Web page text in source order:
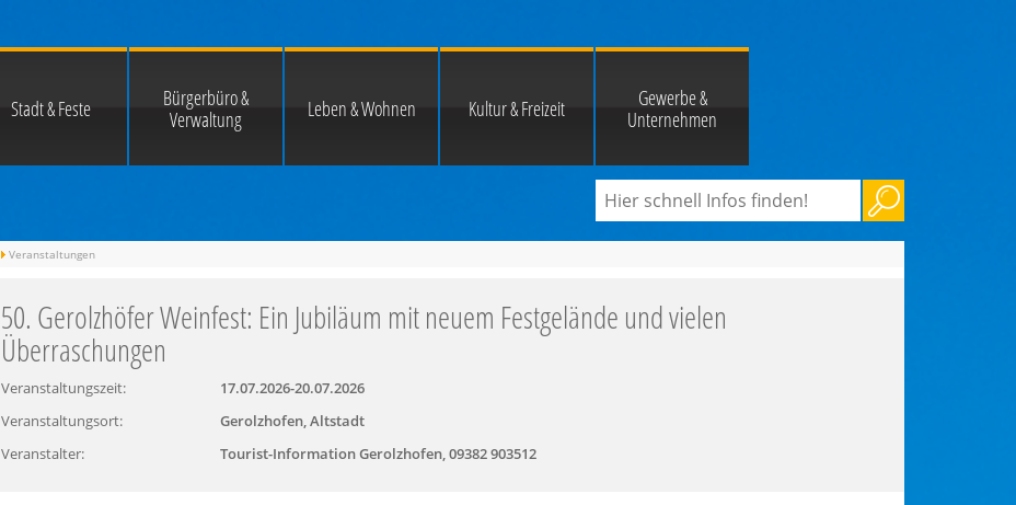
Stadt & Feste
Bürgerbüro &
Verwaltung
Leben & Wohnen Kultur & Freizeit
Gewerbe &
Unternehmen
Veranstaltungen
50. Gerolzhöfer Weinfest: Ein Jubiläum mit neuem Festgelände und vielen
Überraschungen
Veranstaltungszeit:
17.07.2026-20.07.2026
Veranstaltungsort:
Gerolzhofen, Altstadt
Veranstalter:
Tourist-Information Gerolzhofen, 09382 903512